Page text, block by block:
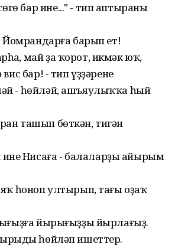
бар ине..." - тип аптыраны
Йомрандарға барып ет!
май ҙа ҡорот, икмәк юҡ,
бар! - тип үҙҙәренең
- һөйләй, ашъяулыҡҡа һый
ташып бөткән, тигән
Нисаға - балаларҙы айырым
һоноп ултырып, тағы оҙаҡ
йырығыҙҙы йырлағыҙ.
һөйләп ишеттер.